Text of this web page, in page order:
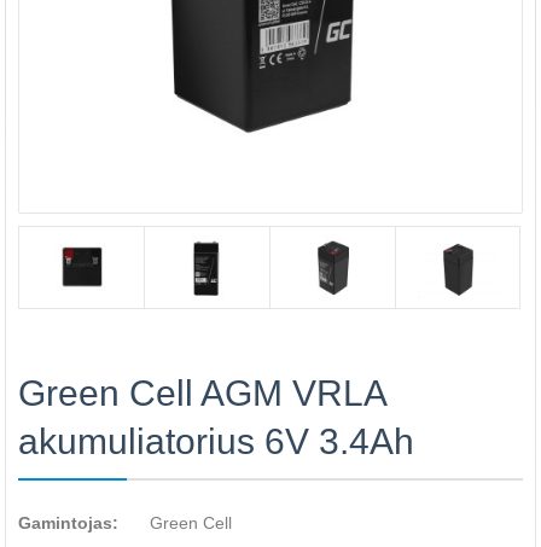
Green Cell AGM VRLA
akumuliatorius 6V 3.4Ah
Gamintojas:
Green Cell